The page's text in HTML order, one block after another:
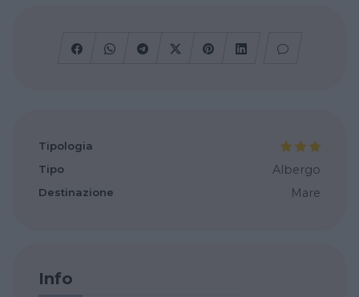
Tipologia
Tipo
Albergo
Destinazione Mare
Info